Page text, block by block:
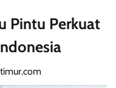
Pintu Perkuat